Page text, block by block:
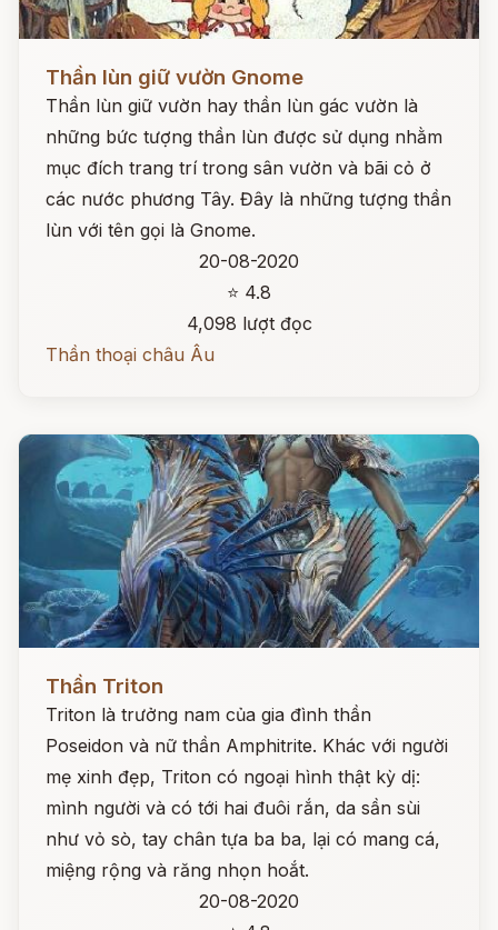
Đọc ngay
Thần lùn giữ vườn Gnome
Thần lùn giữ vườn hay thần lùn gác vườn là
những bức tượng thần lùn được sử dụng nhằm
mục đích trang trí trong sân vườn và bãi cỏ ở
các nước phương Tây. Đây là những tượng thần
lùn với tên gọi là Gnome.
20-08-2020
⭐ 4.8
4,098 lượt đọc
Thần thoại châu Âu
Đọc ngay
Thần Triton
Triton là trưởng nam của gia đình thần
Poseidon và nữ thần Amphitrite. Khác với người
mẹ xinh đẹp, Triton có ngoại hình thật kỳ dị:
mình người và có tới hai đuôi rắn, da sần sùi
như vỏ sò, tay chân tựa ba ba, lại có mang cá,
miệng rộng và răng nhọn hoắt.
20-08-2020